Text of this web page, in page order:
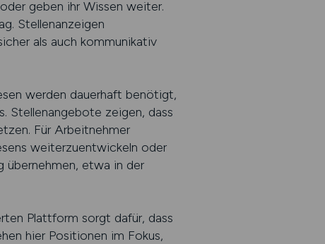
geben ihr Wissen weiter.
Stellenanzeigen
als auch kommunikativ
werden dauerhaft benötigt,
Stellenangebote zeigen, dass
Für Arbeitnehmer
weiterzuentwickeln oder
übernehmen, etwa in der
Plattform sorgt dafür, dass
hier Positionen im Fokus,